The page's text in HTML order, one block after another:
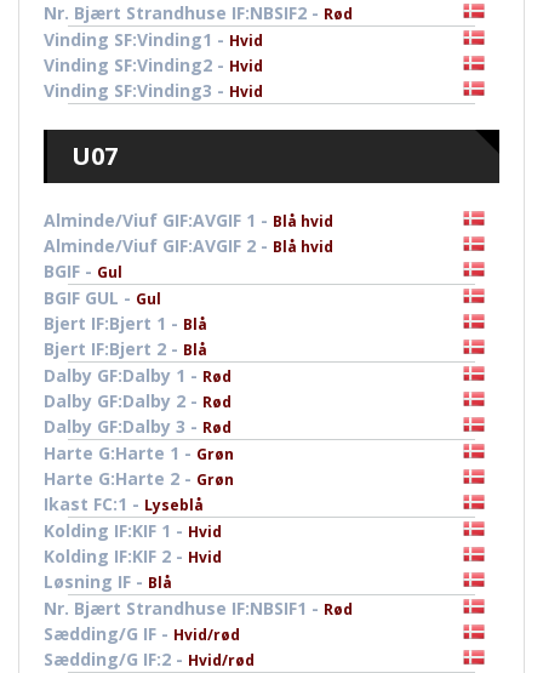
Nr. Bjært Strandhuse IF:NBSIF2 - Rød
Vinding SF:Vinding1 - Hvid
Vinding SF:Vinding2 - Hvid
Vinding SF:Vinding3 - Hvid
U07
Alminde/Viuf GIF:AVGIF 1 - Blå hvid
Alminde/Viuf GIF:AVGIF 2 - Blå hvid
BGIF - Gul
BGIF GUL - Gul
Bjert IF:Bjert 1 - Blå
Bjert IF:Bjert 2 - Blå
Dalby GF:Dalby 1 - Rød
Dalby GF:Dalby 2 - Rød
Dalby GF:Dalby 3 - Rød
Harte G:Harte 1 - Grøn
Harte G:Harte 2 - Grøn
Ikast FC:1 - Lyseblå
Kolding IF:KIF 1 - Hvid
Kolding IF:KIF 2 - Hvid
Løsning IF - Blå
Nr. Bjært Strandhuse IF:NBSIF1 - Rød
Sædding/G IF - Hvid/rød
Sædding/G IF:2 - Hvid/rød